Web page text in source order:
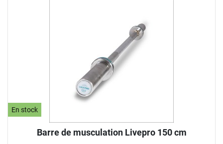
En stock
Barre de musculation Livepro 150 cm